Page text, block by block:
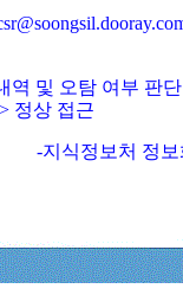
역 및 오탐 여부 판
정상 접근
-지식정보처 정